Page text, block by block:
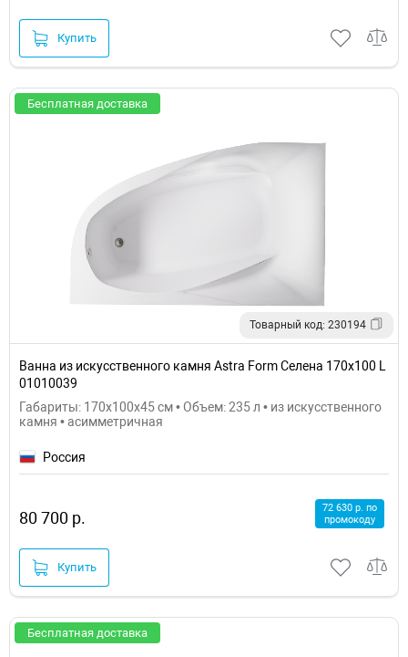
Купить
Бесплатная доставка
Товарный код: 230194
Ванна из искусственного камня Astra Form Селена 170х100 L
01010039
Габариты: 170x100x45 см • Объем: 235 л • из искусственного
камня • асимметричная
Россия
80 700 р.
72 630 р. по
промокоду
Купить
Бесплатная доставка